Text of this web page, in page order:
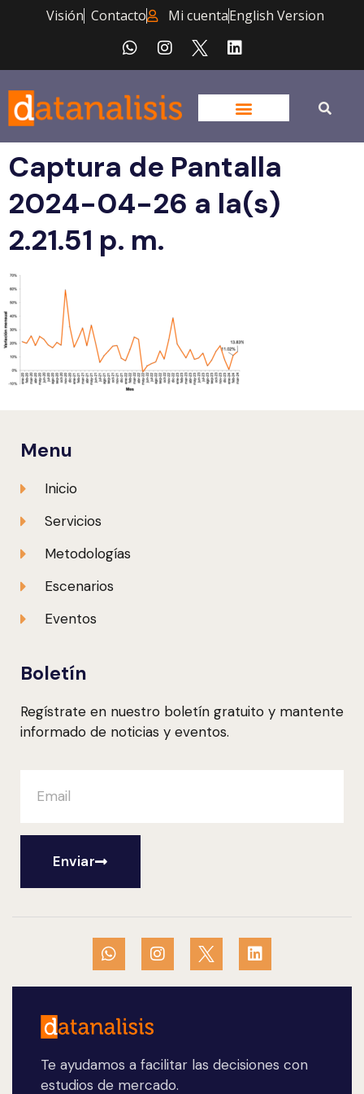
Visión Contacto Mi cuentaEnglish Version
Captura de Pantalla
2024-04-26 a la(s)
2.21.51 p. m.
Te ayudamos a facilitar las decisiones con
estudios de mercado.
Menu
Inicio
Servicios
Metodologías
Escenarios
Eventos
Boletín
Regístrate en nuestro boletín gratuito y mantente
informado de noticias y eventos.
Enviar